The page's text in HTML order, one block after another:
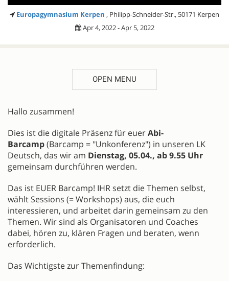
Europagymnasium Kerpen , Philipp-Schneider-Str., 50171 Kerpen
Apr 4, 2022 - Apr 5, 2022
OPEN MENU
DESCRIPTION
Hallo zusammen!
Dies ist die digitale Präsenz für euerAbi-
Barcamp(Barcamp = "Unkonferenz") in unseren LK
Deutsch, das wir am Dienstag, 05.04., ab 9.55 Uhr
gemeinsam durchführen werden.
Das ist EUER Barcamp! IHR setzt die Themen selbst,
wählt Sessions (= Workshops) aus, die euch
interessieren, und arbeitet darin gemeinsam zu den
Themen. Wir sind als Organisatoren und Coaches
dabei, hören zu, klären Fragen und beraten, wenn
erforderlich.
Das Wichtigste zur Themenfindung: